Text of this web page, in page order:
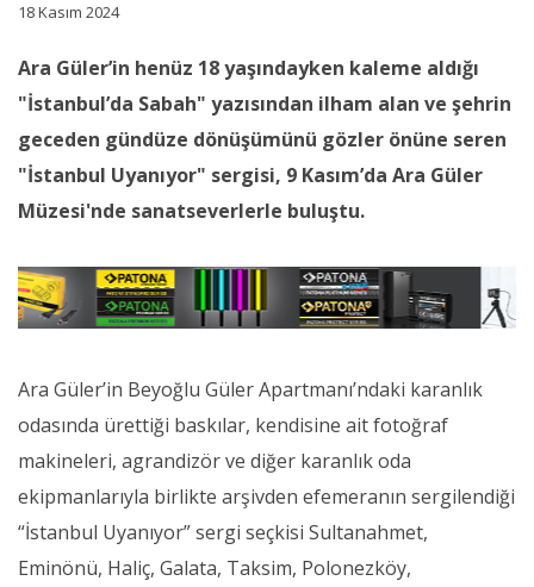
18 Kasım 2024
Ara Güler’in henüz 18 yaşındayken kaleme aldığı
"İstanbul’da Sabah" yazısından ilham alan ve şehrin
geceden gündüze dönüşümünü gözler önüne seren
"İstanbul Uyanıyor" sergisi, 9 Kasım’da Ara Güler
Müzesi'nde sanatseverlerle buluştu.
Ara Güler’in Beyoğlu Güler Apartmanı’ndaki karanlık
odasında ürettiği baskılar, kendisine ait fotoğraf
makineleri, agrandizör ve diğer karanlık oda
ekipmanlarıyla birlikte arşivden efemeranın sergilendiği
“İstanbul Uyanıyor” sergi seçkisi Sultanahmet,
Eminönü, Haliç, Galata, Taksim, Polonezköy,